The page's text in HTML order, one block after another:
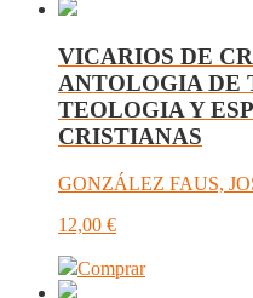
VICARIOS DE
ANTOLOGIA DE
TEOLOGIA Y
CRISTIANAS
GONZÁLEZ FAUS,
12,00 €
Comprar